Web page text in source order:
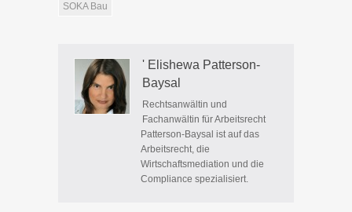
SOKA Bau
' Elishewa Patterson-
Baysal
Rechtsanwältin und
Fachanwältin für Arbeitsrecht
Patterson-Baysal ist auf das
Arbeitsrecht, die
Wirtschaftsmediation und die
Compliance spezialisiert.